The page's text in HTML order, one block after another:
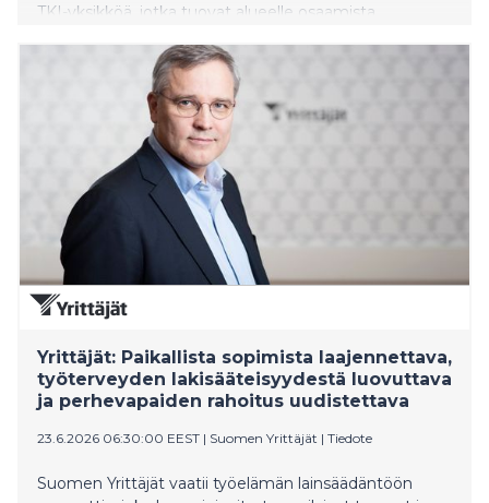
TKI-yksikköä, jotka tuovat alueelle osaamista,
viesti seuraavalle hallituskaudelle on selvä: TKI-
rahoitusta, investointikannusteita ja kansallisia
kasvuvälineitä on kohdennettava nykyistä vahvemmin
niille alueille, joilla syntyy vaikuttavinta tutkimusta,
uusia yrityksiä ja vientikelpoisia innovaatioita.
Yrittäjät: Paikallista sopimista laajennettava,
työterveyden lakisääteisyydestä luovuttava
ja perhevapaiden rahoitus uudistettava
23.6.2026 06:30:00 EEST | Suomen Yrittäjät | Tiedote
Suomen Yrittäjät vaatii työelämän lainsäädäntöön